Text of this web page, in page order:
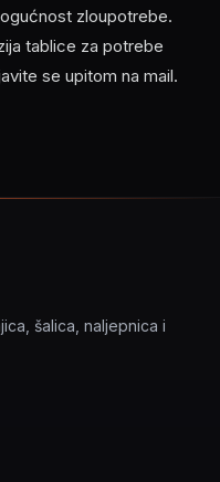
zloupotrebe.
tablice za potrebe
se upitom na mail.
šalica, naljepnica i